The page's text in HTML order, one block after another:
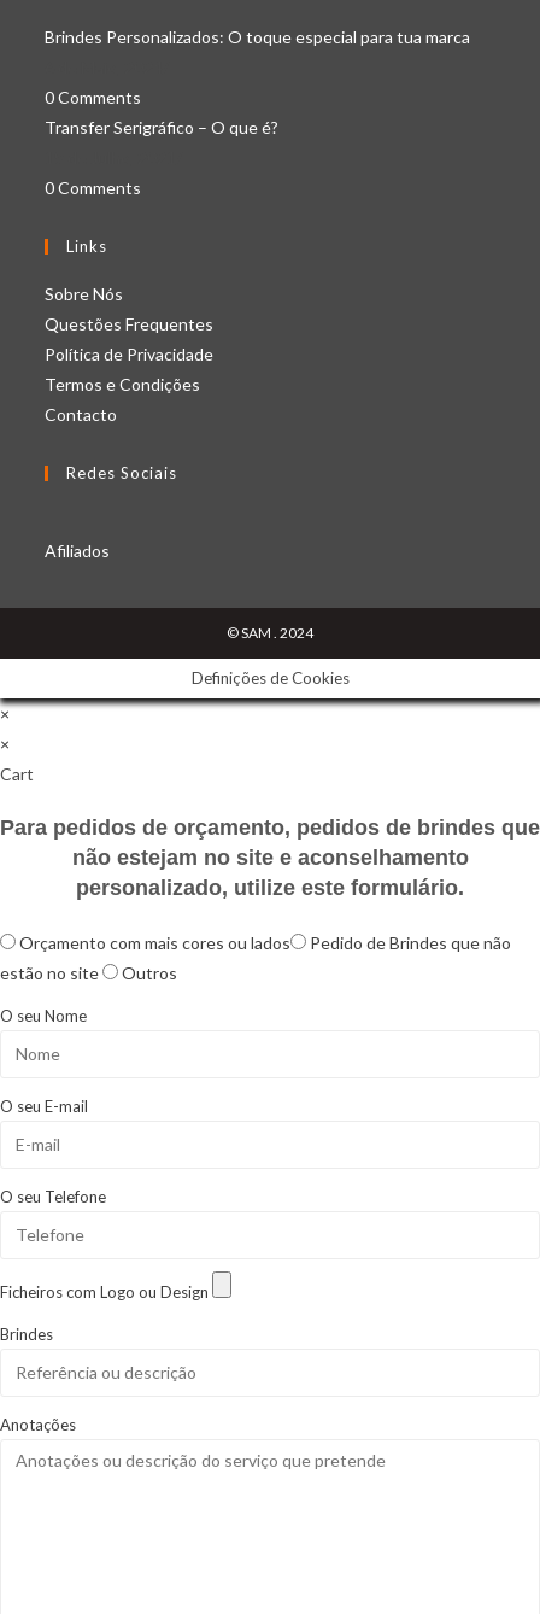
Brindes Personalizados: O toque especial para tua marca
0 Comments
Transfer Serigráfico – O que é?
0 Comments
Links
Sobre Nós
in
a
new
Questões Frequentes
in
Política de PrivacidadeOpens
Termos e Condições
Contacto
a
Redes Sociais
in
new
in
new
in
new
Afiliados
© SAM . 2024
Definições de Cookies
×
×
Cart
Para pedidos de orçamento, pedidos de brindes que
não estejam no site e aconselhamento
personalizado, utilize este formulário.
Orçamento com mais cores ou lados
Pedido de Brindes que não
estão no site
Outros
O seu Nome
O seu E-mail
O seu Telefone
Ficheiros com Logo ou Design
Brindes
Anotações